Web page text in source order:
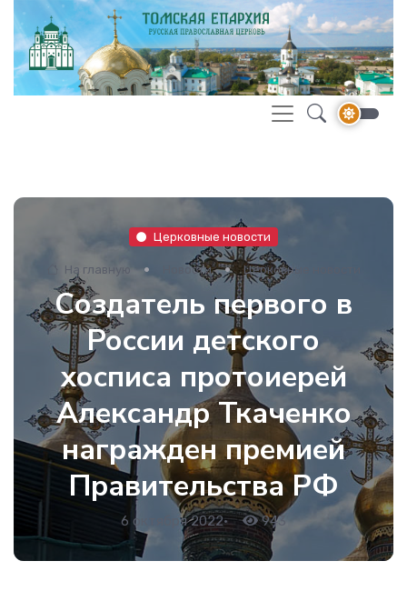
Церковные новости
На главную Новости Церковные новости
Создатель первого в
России детского
хосписа протоиерей
Александр Ткаченко
награжден премией
Правительства РФ
6 октября 2022• 943